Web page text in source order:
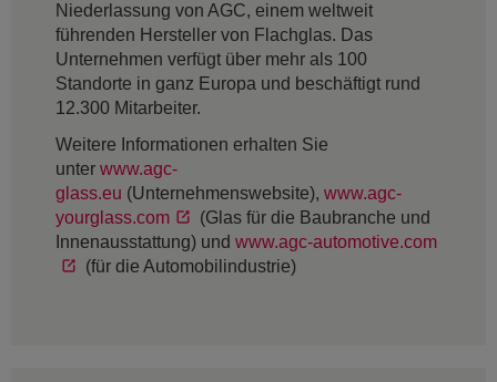
Niederlassung von AGC, einem weltweit
führenden Hersteller von Flachglas. Das
Unternehmen verfügt über mehr als 100
Standorte in ganz Europa und beschäftigt rund
12.300 Mitarbeiter.
Weitere Informationen erhalten Sie
unter www.agc-
glass.eu (Unternehmenswebsite), www.agc-
yourglass.com
(Glas für die Baubranche und
Innenausstattung) und www.agc-automotive.com
(für die Automobilindustrie)